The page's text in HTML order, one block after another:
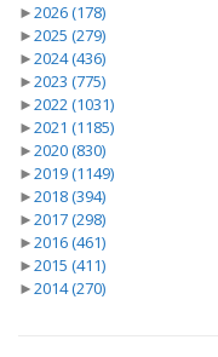
►2026(178)
►2025 (279)
►2024(436)
►2023 (775)
►2022(1031)
►2021 (1185)
►2020(830)
►2019(1149)
►2018(394)
►2017(298)
►2016(461)
►2015 (411)
►2014(270)